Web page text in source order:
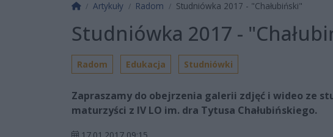
Strona główna
Artykuły Radom Studniówka 2017 - "Chałubiński"
Studniówka 2017 -
Radom Edukacja Studniówki
Zapraszamy do obejrzenia galerii zdjęć i wideo ze
maturzyści z IV LO im. dra Tytusa Chałubińskiego.